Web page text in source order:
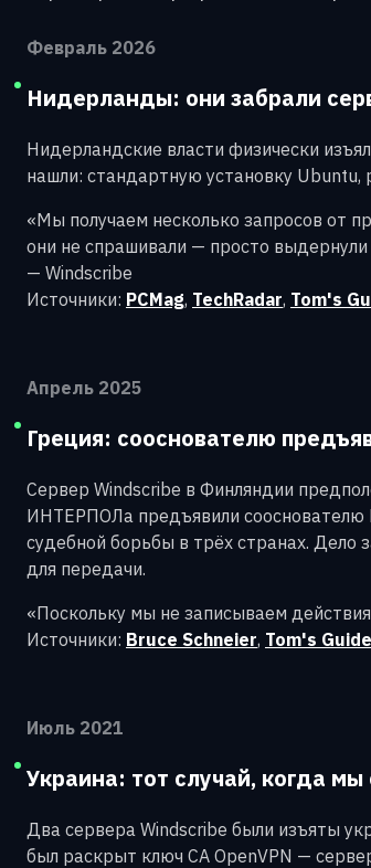
Февраль 2026
Нидерланды: они забрали
Нидерландские власти физически
нашли: стандартную установку
«Мы получаем несколько запросов от
они не спрашивали — просто выдернули
— Windscribe
Источники: PCMag, TechRadar, Tom's
Апрель 2025
Греция: сооснователю
Сервер Windscribe в Финляндии
ИНТЕРПОЛа предъявили сооснователю
судебной борьбы в трёх странах. Дело
для передачи.
«Поскольку мы не записываем
Источники: Bruce Schneier, Tom's Guide
Июль 2021
Украина: тот случай, когда
Два сервера Windscribe были изъяты
был раскрыт ключ CA OpenVPN —